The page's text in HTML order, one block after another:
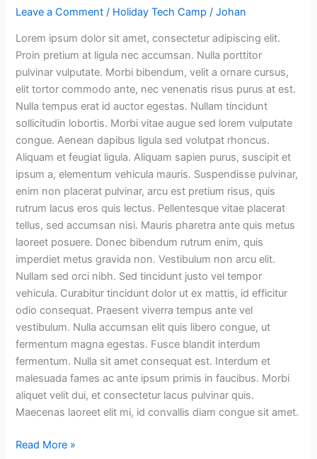
Leave a Comment / Holiday Tech Camp /Johan
Lorem ipsum dolor sit amet, consectetur adipiscing elit.
Proin pretium at ligula nec accumsan. Nulla porttitor
pulvinar vulputate. Morbi bibendum, velit a ornare cursus,
elit tortor commodo ante, nec venenatis risus purus at est.
Nulla tempus erat id auctor egestas. Nullam tincidunt
sollicitudin lobortis. Morbi vitae augue sed lorem vulputate
congue. Aenean dapibus ligula sed volutpat rhoncus.
Aliquam et feugiat ligula. Aliquam sapien purus, suscipit et
ipsum a, elementum vehicula mauris. Suspendisse pulvinar,
enim non placerat pulvinar, arcu est pretium risus, quis
rutrum lacus eros quis lectus. Pellentesque vitae placerat
tellus, sed accumsan nisi. Mauris pharetra ante quis metus
laoreet posuere. Donec bibendum rutrum enim, quis
imperdiet metus gravida non. Vestibulum non arcu elit.
Nullam sed orci nibh. Sed tincidunt justo vel tempor
vehicula. Curabitur tincidunt dolor ut ex mattis, id efficitur
odio consequat. Praesent viverra tempus ante vel
vestibulum. Nulla accumsan elit quis libero congue, ut
fermentum magna egestas. Fusce blandit interdum
fermentum. Nulla sit amet consequat est. Interdum et
malesuada fames ac ante ipsum primis in faucibus. Morbi
aliquet velit dui, et consectetur lacus pulvinar quis.
Maecenas laoreet elit mi, id convallis diam congue sit amet.
Read More »